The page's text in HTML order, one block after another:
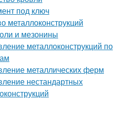
под ключ
металлоконструкций
и мезонины
металлоконструкций по
металлических ферм
нестандартных